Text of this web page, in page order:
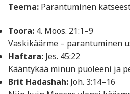
Teema: Parantuminen
Toora: 4. Moos. 21:1–9
Vaski­käärme – parantuminen
Haftara: Jes. 45:22
Kääntykää minun puoleeni ja
Brit Hadashah: Joh. 3:14–16